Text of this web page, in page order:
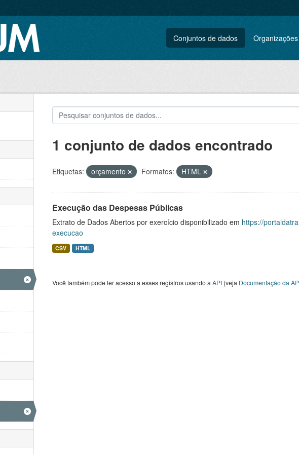
Conjuntos de dados Organizações
1 conjunto de dados encontrado
Etiquetas: orçamento Formatos: HTML
Execução das Despesas Públicas
Extrato de Dados Abertos por exercício disponibilizado em https://
execucao
CSV HTML
Você também pode ter acesso a esses registros usando a API(veja Documentação da